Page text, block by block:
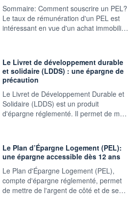
Sommaire: Comment souscrire un PEL?
Le taux de rémunération d'un PEL est
intéressant en vue d'un achat immobili…
Le Livret de développement durable
et solidaire (LDDS) : une épargne de
précaution
Le Livret de Développement Durable et
Solidaire (LDDS) est un produit
d'épargne réglementé. Il permet de m…
Le Plan d’Épargne Logement (PEL):
une épargne accessible dès 12 ans
Le Plan d'Épargne Logement (PEL),
compte d'épargne réglementé, permet
de mettre de l'argent de côté et de se…